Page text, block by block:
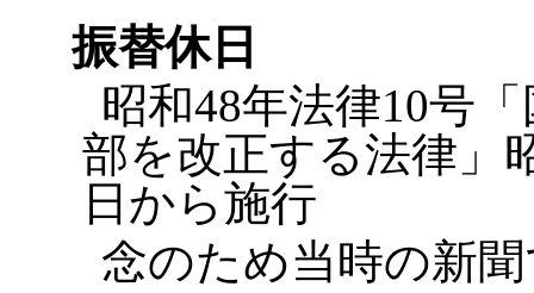
振替休日
昭和48年法律10号
部を改正する法律」
日から施行
念のため当時の新